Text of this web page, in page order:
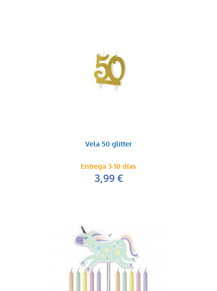
Vela 50 glitter
Entrega 3-10 días
3,99 €